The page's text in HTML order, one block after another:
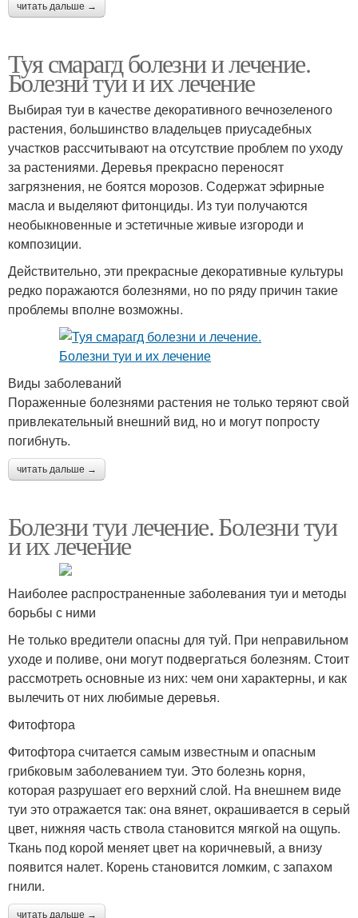
читать дальше →
Туя смарагд болезни и лечение.
Болезни туи и их лечение
Выбирая туи в качестве декоративного вечнозеленого
растения, большинство владельцев приусадебных
участков рассчитывают на отсутствие проблем по уходу
за растениями. Деревья прекрасно переносят
загрязнения, не боятся морозов. Содержат эфирные
масла и выделяют фитонциды. Из туи получаются
необыкновенные и эстетичные живые изгороди и
композиции.
Действительно, эти прекрасные декоративные культуры
редко поражаются болезнями, но по ряду причин такие
проблемы вполне возможны.
Виды заболеваний
Пораженные болезнями растения не только теряют свой
привлекательный внешний вид, но и могут попросту
погибнуть.
читать дальше →
Болезни туи лечение. Болезни туи
и их лечение
Наиболее распространенные заболевания туи и методы
борьбы с ними
Не только вредители опасны для туй. При неправильном
уходе и поливе, они могут подвергаться болезням. Стоит
рассмотреть основные из них: чем они характерны, и как
вылечить от них любимые деревья.
Фитофтора
Фитофтора считается самым известным и опасным
грибковым заболеванием туи. Это болезнь корня,
которая разрушает его верхний слой. На внешнем виде
туи это отражается так: она вянет, окрашивается в серый
цвет, нижняя часть ствола становится мягкой на ощупь.
Ткань под корой меняет цвет на коричневый, а внизу
появится налет. Корень становится ломким, с запахом
гнили.
читать дальше →